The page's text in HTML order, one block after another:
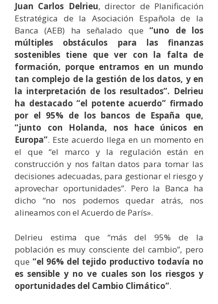
Juan Carlos Delrieu, director de Planificación
Estratégica de la Asociación Española de la
Banca (AEB) ha señalado que“uno de los
múltiples obstáculos para las finanzas
sostenibles tiene que ver con la falta de
formación, porque entramos en un mundo
tan complejo de la gestión de los datos, y en
la interpretación de los resultados”. Delrieu
ha destacado “el potente acuerdo” firmado
por el 95% de los bancos de España que,
“junto con Holanda, nos hace únicos en
Europa”. Este acuerdo llega en un momento en
el que “el marco y la regulación están en
construcción y nos faltan datos para tomar las
decisiones adecuadas, para gestionar el riesgo y
aprovechar oportunidades”. Pero la Banca ha
dicho “no nos podemos quedar atrás, nos
alineamos con el Acuerdo de París».
Delrieu estima que “más del 95% de la
población es muy consciente del cambio”, pero
que “el 96% del tejido productivo todavía no
es sensible y no ve cuales son los riesgos y
oportunidades del Cambio Climático”.